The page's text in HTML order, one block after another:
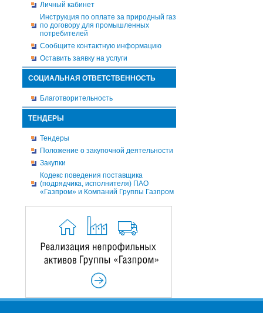
Личный кабинет
Инструкция по оплате за природный газ
по договору для промышленных
потребителей
Сообщите контактную информацию
Оставить заявку на услуги
СОЦИАЛЬНАЯ ОТВЕТСТВЕННОСТЬ
Благотворительность
ТЕНДЕРЫ
Тендеры
Положение о закупочной деятельности
Закупки
Кодекс поведения поставщика
(подрядчика, исполнителя) ПАО
«Газпром» и Компаний Группы Газпром